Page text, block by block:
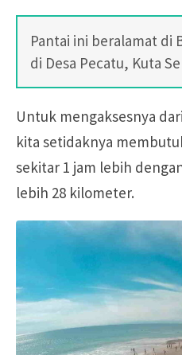
Pantai ini beralamat di
di Desa Pecatu, Kuta
Untuk mengaksesnya
kita setidaknya
sekitar 1 jam lebih
lebih 28 kilometer.